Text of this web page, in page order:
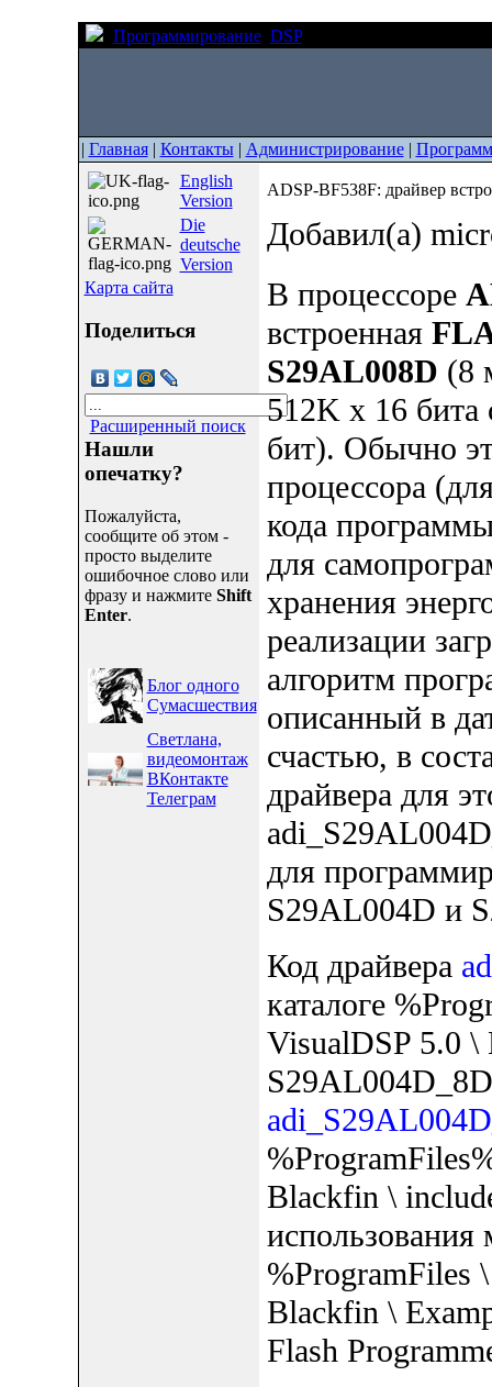
Программирование DSP
| Главная| Контакты| Администрирование|
English
Version
Die
deutsche
Version
Карта сайта
Поделиться
Расширенный поиск
Нашли
опечатку?
Пожалуйста,
сообщите об этом -
просто выделите
ошибочное слово или
фразу и нажмите Shift
Enter.
Блог одного
Сумасшествия
Светлана,
видеомонтаж
ВКонтакте
Телеграм
ADSP-BF538F: драйвер
Добавил(а)
В процессоре
встроенная
S29AL008D (8
512K x 16 бита
бит). Обычно
процессора
кода
для
хранения
реализации
алгоритм
описанный в
счастью, в
драйвера для
для
S29AL004D и
Код драйвера
каталоге
VisualDSP 5.0
Blackfin \
%ProgramFiles
Blackfin \
Flash